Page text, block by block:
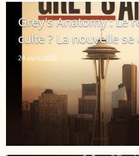
Grey's Anatomy : Le
culte ? La nouvelle
24 avril 2022